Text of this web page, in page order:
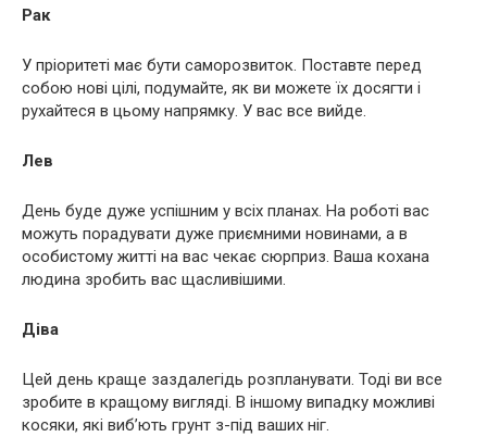
Рак
У пріоритеті має бути саморозвиток. Поставте перед
собою нові цілі, подумайте, як ви можете їх досягти і
рухайтеся в цьому напрямку. У вас все вийде.
Лев
День буде дуже успішним у всіх планах. На роботі вас
можуть порадувати дуже приємними новинами, а в
особистому житті на вас чекає сюрприз. Ваша кохана
людина зробить вас щасливішими.
Діва
Цей день краще заздалегідь розпланувати. Тоді ви все
зробите в кращому вигляді. В іншому випадку можливі
косяки, які виб’ють грунт з-під ваших ніг.